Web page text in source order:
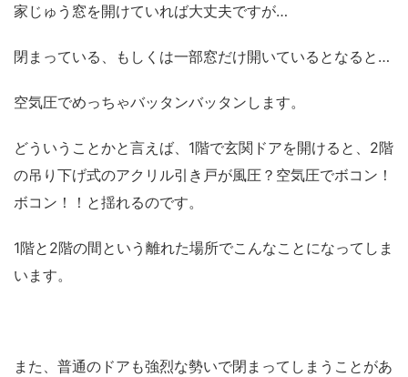
家じゅう窓を開けていれば大丈夫ですが…
閉まっている、もしくは一部窓だけ開いているとなると…
空気圧でめっちゃバッタンバッタンします。
どういうことかと言えば、1階で玄関ドアを開けると、2階
の吊り下げ式のアクリル引き戸が風圧？空気圧でボコン！
ボコン！！と揺れるのです。
1階と2階の間という離れた場所でこんなことになってしま
います。
また、普通のドアも強烈な勢いで閉まってしまうことがあ